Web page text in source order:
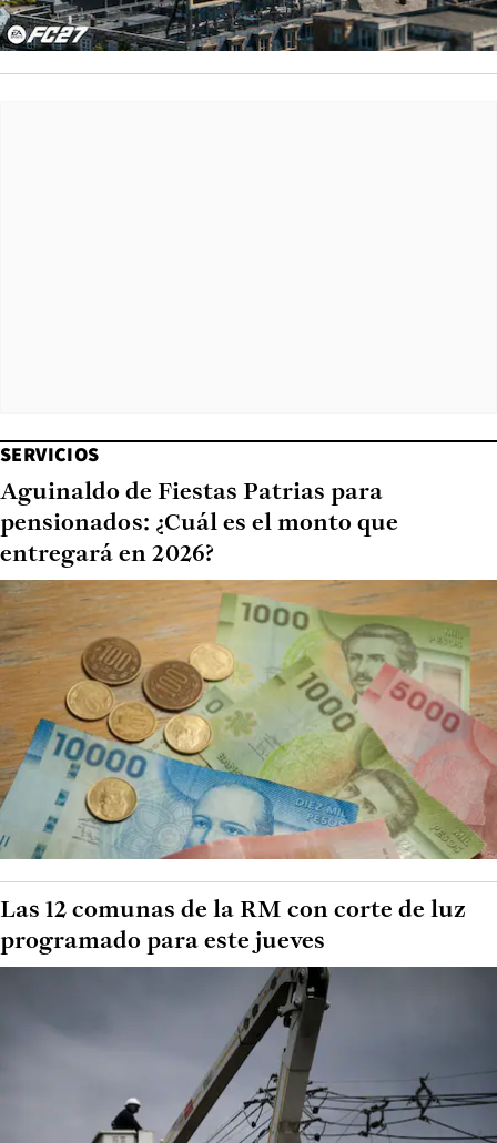
SERVICIOS
Aguinaldo de Fiestas Patrias para
pensionados: ¿Cuál es el monto que
entregará en 2026?
Las 12 comunas de la RM con corte de luz
programado para este jueves